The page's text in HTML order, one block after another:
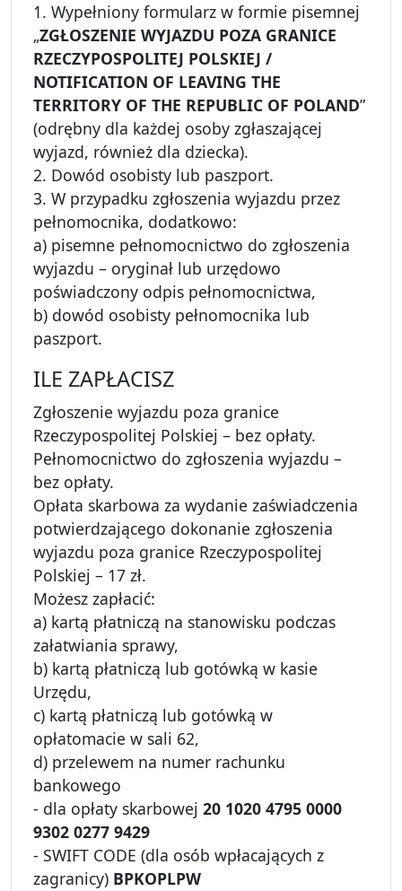
1. Wypełniony formularz w formie pisemnej
„ZGŁOSZENIE WYJAZDU POZA GRANICE
RZECZYPOSPOLITEJ POLSKIEJ /
NOTIFICATION OF LEAVING THE
TERRITORY OF THE REPUBLIC OF POLAND”
(odrębny dla każdej osoby zgłaszającej
wyjazd, również dla dziecka).
2. Dowód osobisty lub paszport.
3. W przypadku zgłoszenia wyjazdu przez
pełnomocnika, dodatkowo:
a) pisemne pełnomocnictwo do zgłoszenia
wyjazdu – oryginał lub urzędowo
poświadczony odpis pełnomocnictwa,
b) dowód osobisty pełnomocnika lub
paszport.
ILE ZAPŁACISZ
Zgłoszenie wyjazdu poza granice
Rzeczypospolitej Polskiej – bez opłaty.
Pełnomocnictwo do zgłoszenia wyjazdu –
bez opłaty.
Opłata skarbowa za wydanie zaświadczenia
potwierdzającego dokonanie zgłoszenia
wyjazdu poza granice Rzeczypospolitej
Polskiej – 17 zł.
Możesz zapłacić:
a) kartą płatniczą na stanowisku podczas
załatwiania sprawy,
b) kartą płatniczą lub gotówką w kasie
Urzędu,
c) kartą płatniczą lub gotówką w
opłatomacie w sali 62,
d) przelewem na numer rachunku
bankowego
- dla opłaty skarbowej 20 1020 4795 0000
9302 0277 9429
- SWIFT CODE (dla osób wpłacających z
zagranicy) BPKOPLPW